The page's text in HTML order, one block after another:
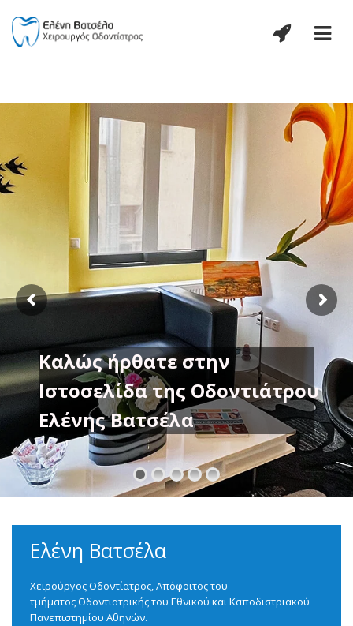
Καλώς ήρθατε στην
Ιστοσελίδα της Οδοντιάτρου
Ελένης Βατσέλα
Ελένη Βατσέλα
Χειρούργος Οδοντίατρος, Απόφοιτος του
τμήματος Οδοντιατρικής του Εθνικού και Καποδιστριακού
Πανεπιστημίου Αθηνών.